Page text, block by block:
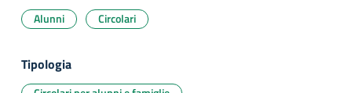
Alunni Circolari
Tipologia